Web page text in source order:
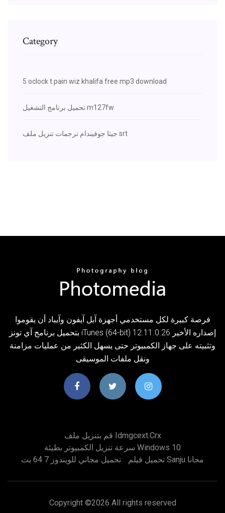
Category
5 oclock t pain wiz khalifa free mp3 download
تحميل برنامج التشغيل m127fw
جيثا جوفيندام ترجمات تنزيل ملف srt
فرصة كبيرة لكل مستخدمي أجهزة آبل آيفون وآيباد أن يقوموا
بتحميل برنامج آي تونز iTunes (64-bit) إصداره الأخير 12.11.0.26
وتثبيته على جهاز الكمبيوتر حتى يسهل الكثير من عمليات مزامنة
ونقل ملفات الموسيقى
قم بتنزيل ملف Idmgcext.crx
سرعة تنزيل الكمبيوتر بطيئة Windows 10
تحميل مجاني للويندوز 7 64 بت
تحميل فيلم Sanju مجانا
Copyright ©2026 All rights reserved